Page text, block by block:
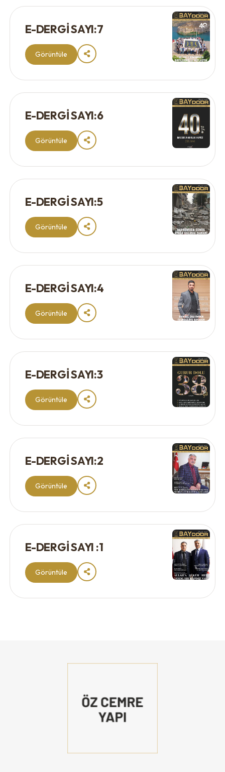
E-DERGİ SAYI:7
Görüntüle
E-DERGİ SAYI:6
Görüntüle
E-DERGİ SAYI:5
Görüntüle
E-DERGİ SAYI:4
Görüntüle
E-DERGİ SAYI:3
Görüntüle
E-DERGİ SAYI:2
Görüntüle
E-DERGİ SAYI :1
Görüntüle